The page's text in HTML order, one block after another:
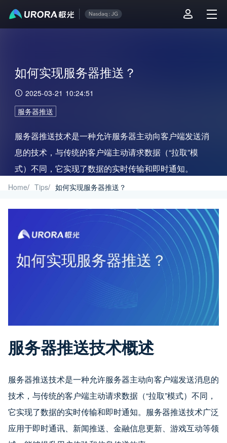
如何实现服务器推送？
2025-03-21 10:24:51
服务器推送
服务器推送技术是一种允许服务器主动向客户端发送消
息的技术，与传统的客户端主动请求数据（“拉取”模
式）不同，它实现了数据的实时传输和即时通知。
Home/ Tips/ 如何实现服务器推送？
服务器推送技术概述
服务器推送技术是一种允许服务器主动向客户端发送消息的
技术，与传统的客户端主动请求数据（“拉取”模式）不同，
它实现了数据的实时传输和即时通知。服务器推送技术广泛
应用于即时通讯、新闻推送、金融信息更新、游戏互动等领